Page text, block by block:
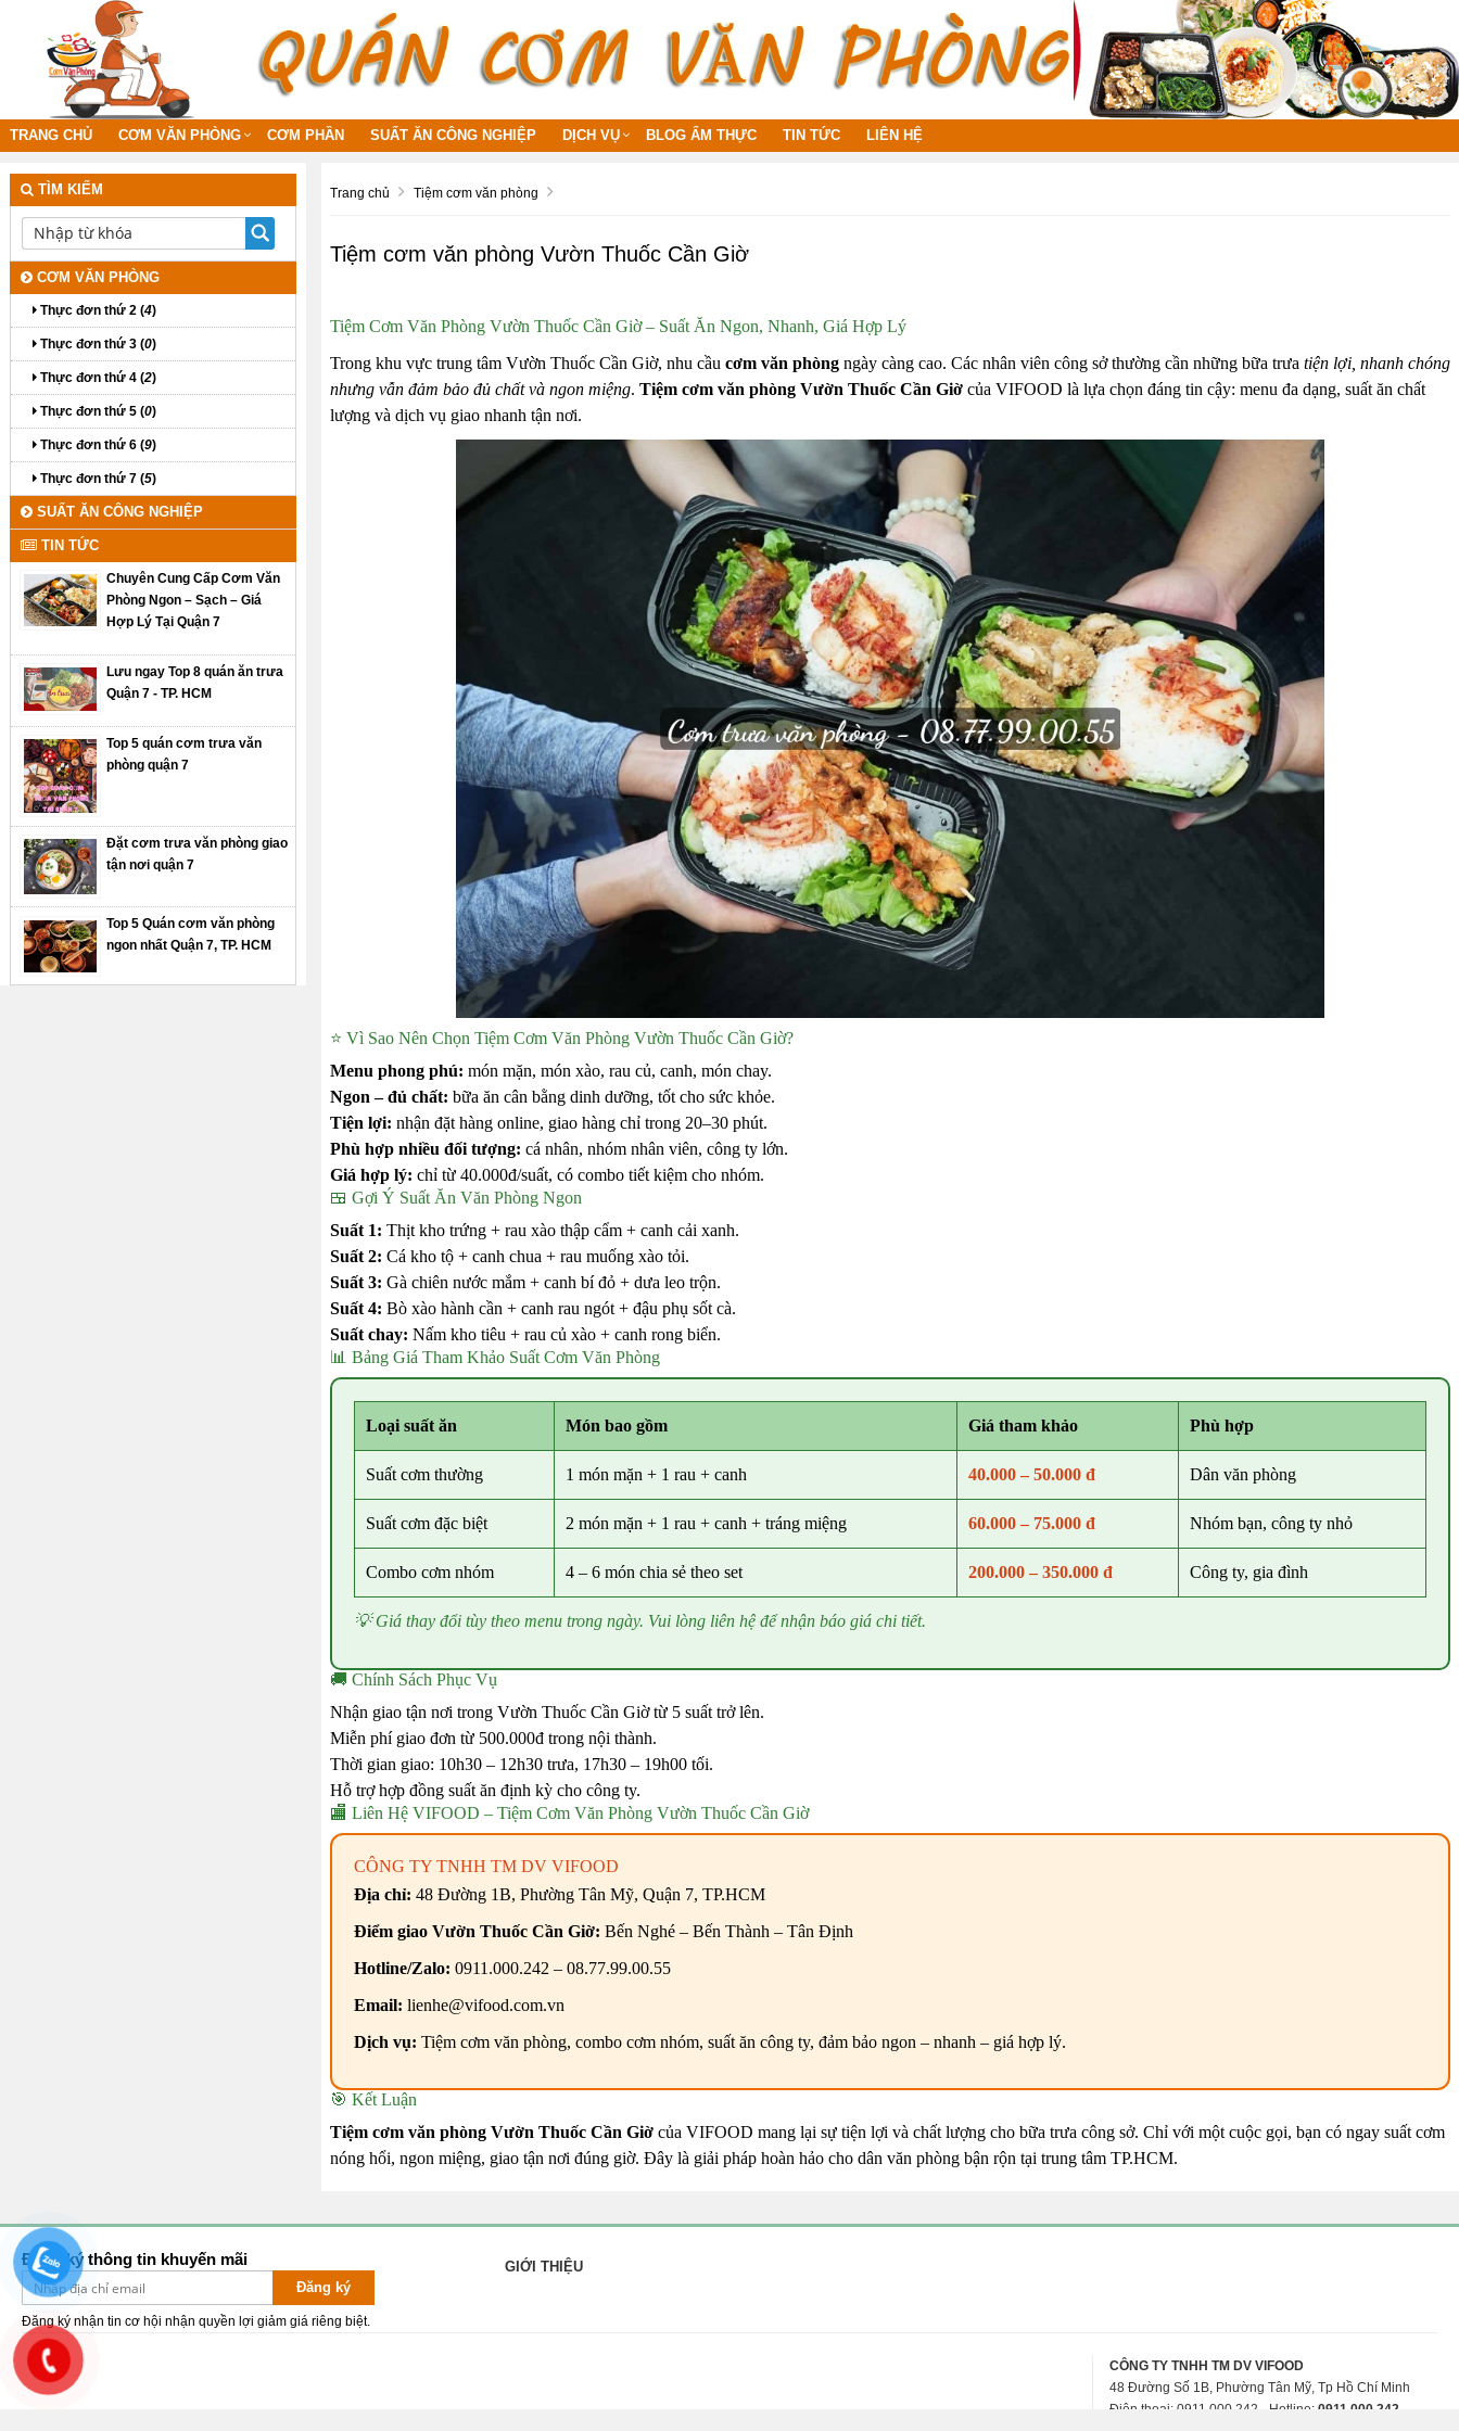
TRANG CHỦ CƠM VĂN PHÒNG CƠM PHẦN SUẤT ĂN CÔNG NGHIỆP DỊCH VỤ BLOG ẨM THỰC TIN TỨC LIÊN HỆ
Trang chủ Tiệm cơm văn phòng
Tiệm cơm văn phòng Vườn Thuốc Cần Giờ
Tiệm Cơm Văn Phòng Vườn Thuốc Cần Giờ – Suất Ăn Ngon, Nhanh, Giá Hợp Lý
Trong khu vực trung tâm Vườn Thuốc Cần Giờ, nhu cầu cơm văn phòngngày càng cao. Các nhân viên công sở thường cần những bữa trưa tiện lợi, nhanh chóng
nhưng vẫn đảm bảo đủ chất và ngon miệng. Tiệm cơm văn phòng Vườn Thuốc Cần Giờcủa VIFOOD là lựa chọn đáng tin cậy: menu đa dạng, suất ăn chất
lượng và dịch vụ giao nhanh tận nơi.
⭐ Vì Sao Nên Chọn Tiệm Cơm Văn Phòng Vườn Thuốc Cần Giờ?
Menu phong phú: món mặn, món xào, rau củ, canh, món chay.
Ngon – đủ chất: bữa ăn cân bằng dinh dưỡng, tốt cho sức khỏe.
Tiện lợi: nhận đặt hàng online, giao hàng chỉ trong 20–30 phút.
Phù hợp nhiều đối tượng: cá nhân, nhóm nhân viên, công ty lớn.
Giá hợp lý: chỉ từ 40.000đ/suất, có combo tiết kiệm cho nhóm.
🍱 Gợi Ý Suất Ăn Văn Phòng Ngon
Suất 1: Thịt kho trứng + rau xào thập cẩm + canh cải xanh.
Suất 2: Cá kho tộ + canh chua + rau muống xào tỏi.
Suất 3: Gà chiên nước mắm + canh bí đỏ + dưa leo trộn.
Suất 4: Bò xào hành cần + canh rau ngót + đậu phụ sốt cà.
Suất chay: Nấm kho tiêu + rau củ xào + canh rong biển.
📊 Bảng Giá Tham Khảo Suất Cơm Văn Phòng
Loại suất ăn Món bao gồm Giá tham khảo Phù hợp
Suất cơm thường 1 món mặn + 1 rau + canh 40.000 – 50.000 đ Dân văn phòng
Suất cơm đặc biệt 2 món mặn + 1 rau + canh + tráng miệng 60.000 – 75.000 đ Nhóm bạn, công ty nhỏ
Combo cơm nhóm 4 – 6 món chia sẻ theo set 200.000 – 350.000 đ Công ty, gia đình
💡 Giá thay đổi tùy theo menu trong ngày. Vui lòng liên hệ để nhận báo giá chi tiết.
🚚 Chính Sách Phục Vụ
Nhận giao tận nơi trong Vườn Thuốc Cần Giờ từ 5 suất trở lên.
Miễn phí giao đơn từ 500.000đ trong nội thành.
Thời gian giao: 10h30 – 12h30 trưa, 17h30 – 19h00 tối.
Hỗ trợ hợp đồng suất ăn định kỳ cho công ty.
🏬 Liên Hệ VIFOOD – Tiệm Cơm Văn Phòng Vườn Thuốc Cần Giờ
CÔNG TY TNHH TM DV VIFOOD
Địa chỉ: 48 Đường 1B, Phường Tân Mỹ, Quận 7, TP.HCM
Điểm giao Vườn Thuốc Cần Giờ: Bến Nghé – Bến Thành – Tân Định
Hotline/Zalo: 0911.000.242 – 08.77.99.00.55
Email: lienhe@vifood.com.vn
Dịch vụ: Tiệm cơm văn phòng, combo cơm nhóm, suất ăn công ty, đảm bảo ngon – nhanh – giá hợp lý.
🎯 Kết Luận
Tiệm cơm văn phòng Vườn Thuốc Cần Giờcủa VIFOOD mang lại sự tiện lợi và chất lượng cho bữa trưa công sở. Chỉ với một cuộc gọi, bạn có ngay suất cơm
nóng hổi, ngon miệng, giao tận nơi đúng giờ. Đây là giải pháp hoàn hảo cho dân văn phòng bận rộn tại trung tâm TP.HCM.
TÌM KIẾM
CƠM VĂN PHÒNG
Thực đơn thứ 2 (4)
Thực đơn thứ 3 (0)
Thực đơn thứ 4 (2)
Thực đơn thứ 5 (0)
Thực đơn thứ 6 (9)
Thực đơn thứ 7 (5)
SUẤT ĂN CÔNG NGHIỆP
TIN TỨC
Chuyên Cung Cấp Cơm Văn
Phòng Ngon – Sạch – Giá
Hợp Lý Tại Quận 7
Lưu ngay Top 8 quán ăn trưa
Quận 7 - TP. HCM
Top 5 quán cơm trưa văn
phòng quận 7
Đặt cơm trưa văn phòng giao
tận nơi quận 7
Top 5 Quán cơm văn phòng
ngon nhất Quận 7, TP. HCM
Đăng ký thông tin khuyến mãi
Đăng ký
Đăng ký nhận tin cơ hội nhận quyền lợi giảm giá riêng biệt.
GIỚI THIỆU
CÔNG TY TNHH TM DV VIFOOD
48 Đường Số 1B, Phường Tân Mỹ, Tp Hồ Chí Minh
Điện thoại: 0911.000.242 - Hotline: 0911.000.242